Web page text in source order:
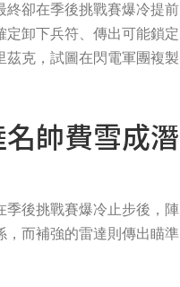
終卻在季後挑戰賽爆冷提前
卸下兵符、傳出可能鎖定
克，試圖在閃電軍團複製
帥費雪成潛
季後挑戰賽爆冷止步後，陣
而補強的雷達則傳出瞄準